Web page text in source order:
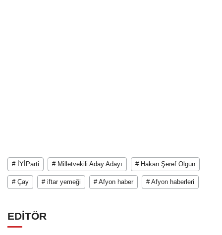
# İYİParti # Milletvekili Aday Adayı # Hakan Şeref Olgun
# Çay # iftar yemeği # Afyon haber # Afyon haberleri
EDİTÖR